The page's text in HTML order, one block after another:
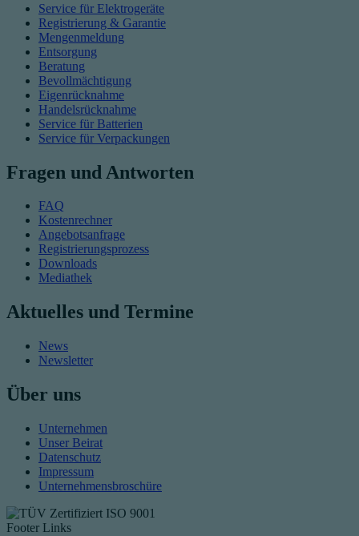
Service für Elektrogeräte
Registrierung & Garantie
Mengenmeldung
Entsorgung
Beratung
Bevollmächtigung
Eigenrücknahme
Handelsrücknahme
Service für Batterien
Service für Verpackungen
Fragen und Antworten
FAQ
Kostenrechner
Angebotsanfrage
Registrierungsprozess
Downloads
Mediathek
Aktuelles und Termine
News
Newsletter
Über uns
Unternehmen
Unser Beirat
Datenschutz
Impressum
Unternehmensbroschüre
Footer Links